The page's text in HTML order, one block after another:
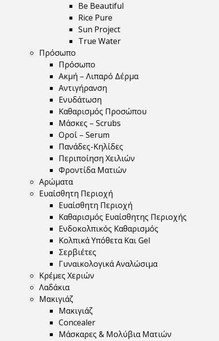
Be Beautiful
Rice Pure
Sun Project
True Water
Πρόσωπο
Πρόσωπο
Ακμή – Λιπαρό Δέρμα
Αντιγήρανση
Ενυδάτωση
Καθαρισμός Προσώπου
Μάσκες – Scrubs
Οροί – Serum
Πανάδες-Κηλίδες
Περιποίηση Χειλιών
Φροντίδα Ματιών
Αρώματα
Ευαίσθητη Περιοχή
Ευαίσθητη Περιοχή
Καθαρισμός Ευαίσθητης Περιοχής
Ενδοκολπικός Καθαρισμός
Κολπικά Υπόθετα Και Gel
Σερβιέτες
Γυναικολογικά Αναλώσιμα
Κρέμες Χεριών
Λαδάκια
Μακιγιάζ
Μακιγιάζ
Concealer
Μάσκαρες & Μολύβια Ματιών